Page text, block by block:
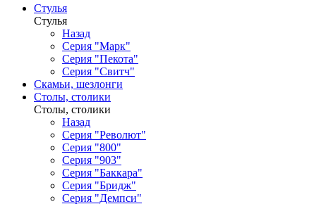
Стулья
Стулья
Назад
Серия "Марк"
Серия "Пекота"
Серия "Свитч"
Скамьи, шезлонги
Столы, столики
Столы, столики
Назад
Серия "Револют"
Серия "800"
Серия "903"
Серия "Баккара"
Серия "Бридж"
Серия "Демпси"